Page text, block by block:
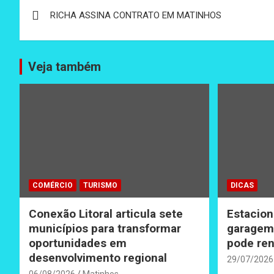
de
Post
RICHA ASSINA CONTRATO EM MATINHOS
Veja também
COMÉRCIO TURISMO
Conexão Litoral articula sete
municípios para transformar
oportunidades em
desenvolvimento regional
DICAS
pode
29/07/2026